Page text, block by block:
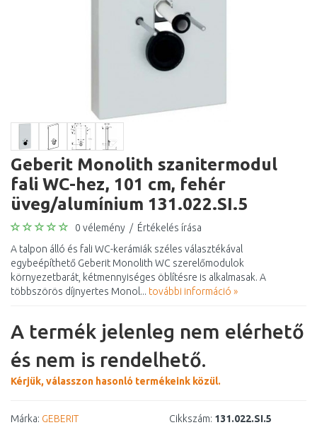
Geberit Monolith szanitermodul
fali WC-hez, 101 cm, fehér
üveg/alumínium 131.022.SI.5
0 vélemény / Értékelés írása
A talpon álló és fali WC-kerámiák széles választékával
egybeépíthető Geberit Monolith WC szerelőmodulok
környezetbarát, kétmennyiséges öblítésre is alkalmasak. A
többszörös díjnyertes Monol... további információ »
A termék jelenleg nem elérhető
és nem is rendelhető.
Kérjük, válasszon hasonló termékeink közül.
Márka: GEBERIT Cikkszám: 131.022.SI.5